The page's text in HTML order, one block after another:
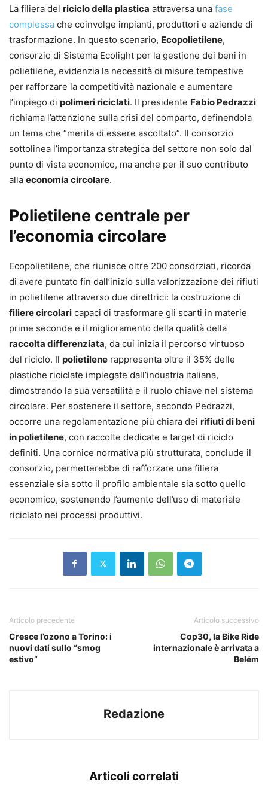
La filiera del riciclo della plastica attraversa una fase
complessa che coinvolge impianti, produttori e aziende di
trasformazione. In questo scenario, Ecopolietilene,
consorzio di Sistema Ecolight per la gestione dei beni in
polietilene, evidenzia la necessità di misure tempestive
per rafforzare la competitività nazionale e aumentare
l’impiego di polimeri riciclati. Il presidente Fabio Pedrazzi
richiama l’attenzione sulla crisi del comparto, definendola
un tema che “merita di essere ascoltato”. Il consorzio
sottolinea l’importanza strategica del settore non solo dal
punto di vista economico, ma anche per il suo contributo
alla economia circolare.
Polietilene centrale per
l’economia circolare
Ecopolietilene, che riunisce oltre 200 consorziati, ricorda
di avere puntato fin dall’inizio sulla valorizzazione dei rifiuti
in polietilene attraverso due direttrici: la costruzione di
filiere circolari capaci di trasformare gli scarti in materie
prime seconde e il miglioramento della qualità della
raccolta differenziata, da cui inizia il percorso virtuoso
del riciclo. Il polietilene rappresenta oltre il 35% delle
plastiche riciclate impiegate dall’industria italiana,
dimostrando la sua versatilità e il ruolo chiave nel sistema
circolare. Per sostenere il settore, secondo Pedrazzi,
occorre una regolamentazione più chiara dei rifiuti di beni
in polietilene, con raccolte dedicate e target di riciclo
definiti. Una cornice normativa più strutturata, conclude il
consorzio, permetterebbe di rafforzare una filiera
essenziale sia sotto il profilo ambientale sia sotto quello
economico, sostenendo l’aumento dell’uso di materiale
riciclato nei processi produttivi.
Articolo precedente
Cresce l’ozono a Torino: i
nuovi dati sullo “smog
estivo”
Articolo successivo
Cop30, la Bike Ride
internazionale è arrivata a
Belém
Redazione
Articoli correlati